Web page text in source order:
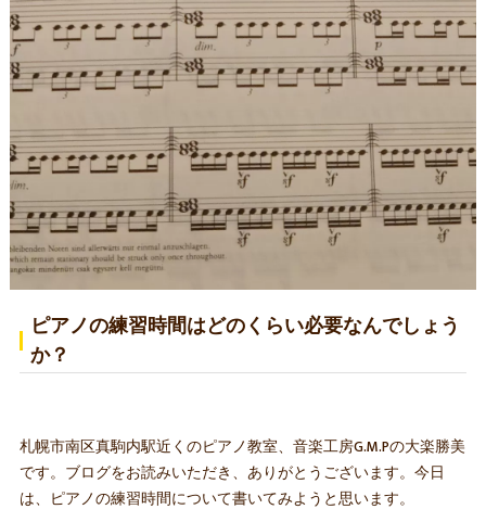
ピアノの練習時間はどのくらい必要なんでしょう
か？
札幌市南区真駒内駅近くのピアノ教室、音楽工房G.M.Pの大楽勝美
です。ブログをお読みいただき、ありがとうございます。今日
は、ピアノの練習時間について書いてみようと思います。